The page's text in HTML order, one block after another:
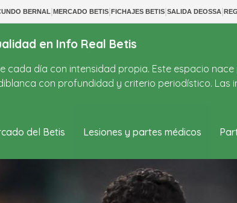
BERNAL|MERCADO BETIS|FICHAJES BETIS|SALIDA DEOSSA|
en Info Real Betis
cada día con intensidad propia. Este espacio
con profundidad y criterio periodístico. Las
del Betis Lesiones y partes médicos